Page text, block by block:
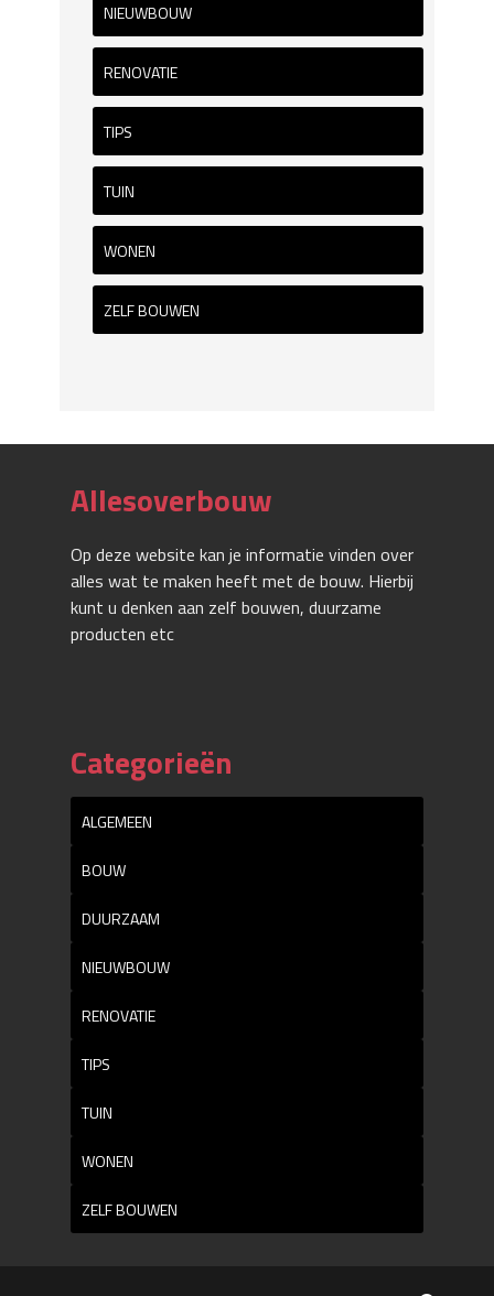
NIEUWBOUW
RENOVATIE
TIPS
TUIN
WONEN
ZELF BOUWEN
Allesoverbouw
Op deze website kan je informatie vinden over
alles wat te maken heeft met de bouw. Hierbij
kunt u denken aan zelf bouwen, duurzame
producten etc
Categorieën
ALGEMEEN
BOUW
DUURZAAM
NIEUWBOUW
RENOVATIE
TIPS
TUIN
WONEN
ZELF BOUWEN